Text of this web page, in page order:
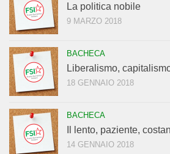
La politica nobile
9 MARZO 2018
BACHECA
Liberalismo,
18 GENNAIO 2018
BACHECA
Il lento, paziente,
14 GENNAIO 2018